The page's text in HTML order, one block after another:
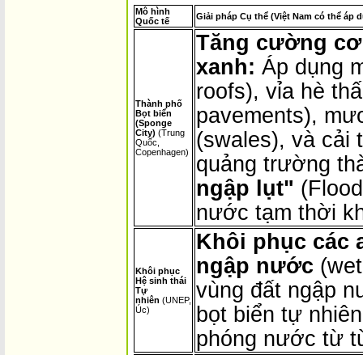
Mô hình
Quốc tế
Giải pháp Cụ thể (Việt Nam có thể áp
Thành phố
Bọt biển
(Sponge
City) (Trung
Quốc,
Copenhagen)
Tăng cường
xanh: Áp dụng
roofs), vỉa hè
pavements),
(swales), và cải
quảng trường
ngập lụt"
nước tạm thời
Khôi phục
Hệ sinh thái
Tự
nhiên (UNEP,
Úc)
Khôi phục các
ngập nước
vùng đất ngập
bọt biển tự
phóng nước từ